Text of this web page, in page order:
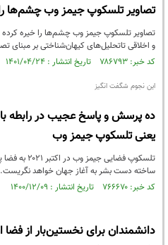
تصاویر تلسکوپ جیمز وب چشم‌ها
تصاویر تلسکوپ جیمز وب چشم‌ها را خیره
و اخلاقی تاتحلیل‌های کیهان‌شناختی بر مبنای
کد خبر: ۷۸۶۷۹۳ تاریخ انتشار : ۱۴۰۱/۰۴/۲۴
این نجوم شگفت انگیز
ده پرسش و پاسخ عجیب در رابطه
یعنی تلسکوپ جیمز وب
تلسکوپ
ساخته دست بشر به آغاز جهان خواهد نگریست.
کد خبر: ۷۶۶۶۷۰ تاریخ انتشار : ۱۴۰۰/۱۲/۰۹
دانشمندان برای نخستین‌بار از